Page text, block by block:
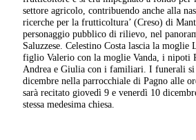
settore agricolo, contribuendo anche alla
ricerche per la frutticoltura’ (Creso) di
personaggio pubblico di rilievo, nel
Saluzzese. Celestino Costa lascia la moglie
figlio Valerio con la moglie Vanda, i nipoti
Andrea e Giulia con i familiari. I funerali si
dicembre nella parrocchiale di Pagno alle
sarà recitato giovedì 9 e venerdì 10
stessa medesima chiesa.